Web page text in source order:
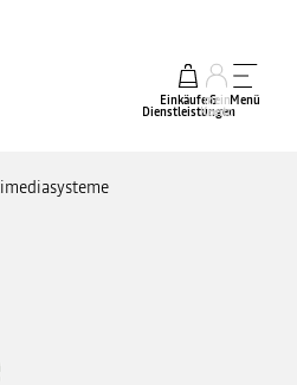
Einkäufe &
Dienstleistungen
mein
Konto
Menü